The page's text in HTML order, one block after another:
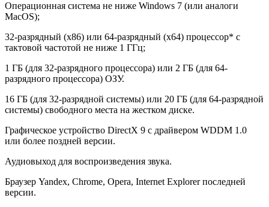
Операционная система не ниже Windows 7 (или аналоги
MacOS);
32-разрядный (x86) или 64-разрядный (x64) процессор* с
тактовой частотой не ниже 1 ГГц;
1 ГБ (для 32-разрядного процессора) или 2 ГБ (для 64-
разрядного процессора) ОЗУ.
16 ГБ (для 32-разрядной системы) или 20 ГБ (для 64-разрядной
системы) свободного места на жестком диске.
Графическое устройство DirectX 9 с драйвером WDDM 1.0
или более поздней версии.
Аудиовыход для воспроизведения звука.
Браузер Yandex, Chrome, Opera, Internet Explorer последней
версии.